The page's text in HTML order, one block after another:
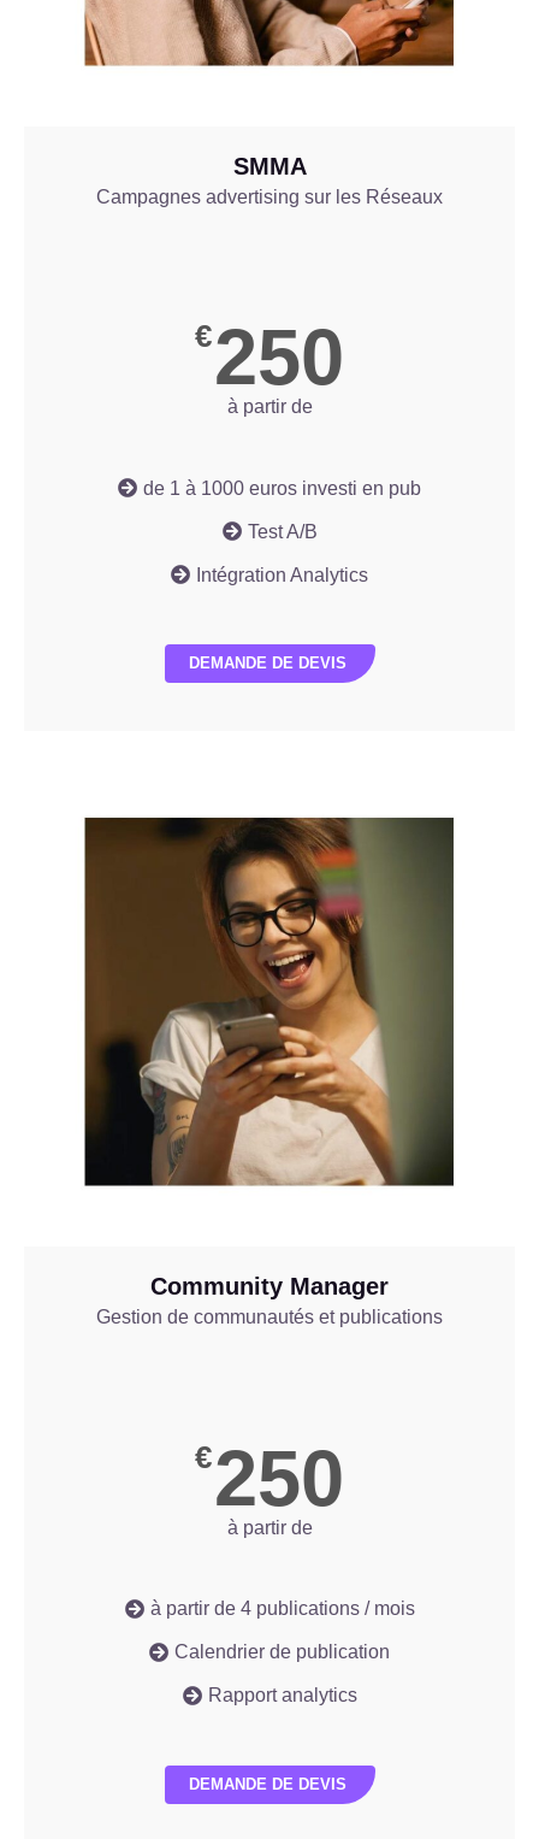
SMMA
Campagnes advertising sur les Réseaux
€250
à partir de
de 1 à 1000 euros investi en pub
Test A/B
Intégration Analytics
DEMANDE DE DEVIS
Community Manager
Gestion de communautés et publications
€250
à partir de
à partir de 4 publications / mois
Calendrier de publication
Rapport analytics
DEMANDE DE DEVIS